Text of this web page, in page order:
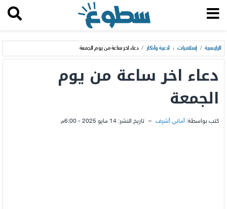
الرئيسية / إسلاميات ، أدعية وأذكار / دعاء اخر ساعة من يوم الجمعة
دعاء اخر ساعة من يوم
الجمعة
كتب بواسطة: أماني أشرف – تاريخ النشر: 14 مايو 2025 - 6:00م